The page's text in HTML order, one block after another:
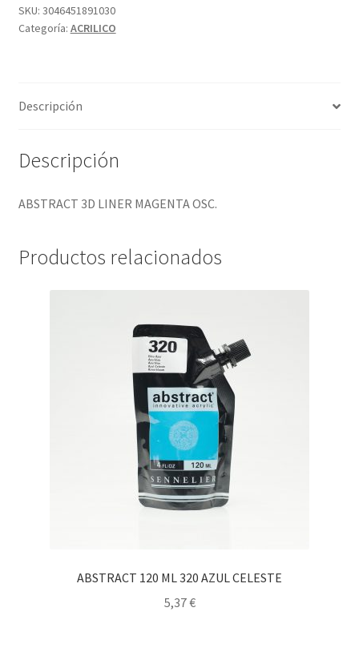
cantidad
SKU: 3046451891030
Categoría: ACRILICO
Descripción
Descripción
ABSTRACT 3D LINER MAGENTA OSC.
Productos relacionados
ABSTRACT 120 ML 320 AZUL CELESTE
5,37€